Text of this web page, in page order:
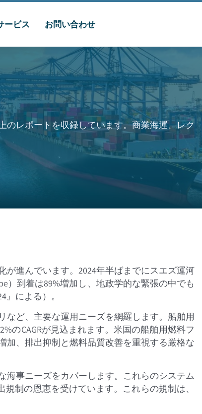
ービス お問い合わせ
のレポートを収録しています。商業海運、レク
進んでいます。2024年半ばまでにスエズ運河
）到着は89%増加し、地政学的な緊張の中でも
による）。
ど、主要な運用ニーズを網羅します。船舶用
のCAGRが見込まれます。米国の船舶用燃料フ
加、排出抑制と燃料品質改善を重視する厳格な
海事ニーズをカバーします。これらのシステム
制の恩恵を受けています。これらの規制は、